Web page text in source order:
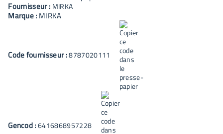
Fournisseur : MIRKA
Marque : MIRKA
Code fournisseur :8787020111
Gencod :6416868957228